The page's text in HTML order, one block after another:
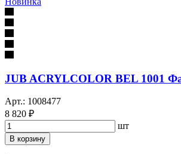
JUB ACRYLCOLOR BEL 1001
Арт.: 1008477
8 820 ₽
шт
В корзину